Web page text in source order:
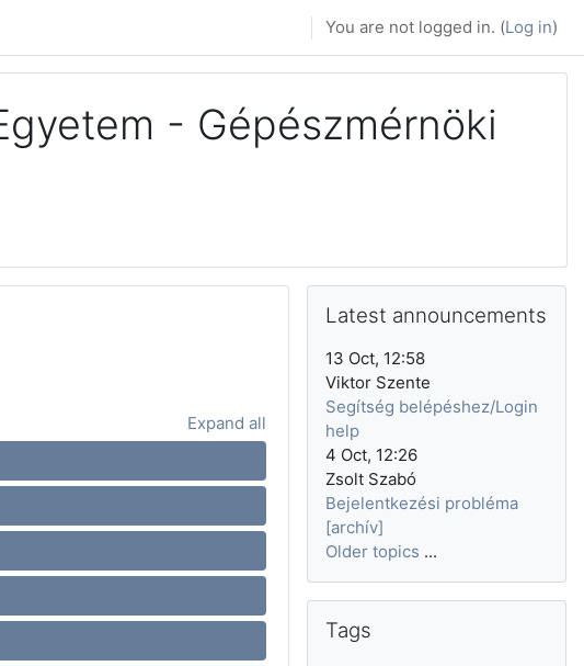
You are not logged in. (Log in)
- Gépészmérnöki
Expand all
Latest announcements
13 Oct, 12:58
Viktor Szente
Segítség belépéshez/Login
help
4 Oct, 12:26
Zsolt Szabó
Bejelentkezési probléma
[archív]
Older topics ...
Tags